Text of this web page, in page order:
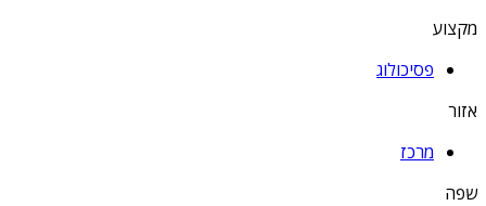
מקצוע
פסיכולוג
אזור
מרכז
שפה